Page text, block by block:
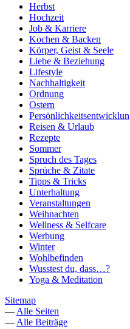
Herbst
Hochzeit
Job & Karriere
Kochen & Backen
Körper, Geist & Seele
Liebe & Beziehung
Lifestyle
Nachhaltigkeit
Ordnung
Ostern
Reisen & Urlaub
Rezepte
Sommer
Spruch des Tages
Sprüche & Zitate
Tipps & Tricks
Unterhaltung
Veranstaltungen
Weihnachten
Wellness & Selfcare
Werbung
Winter
Wohlbefinden
Wusstest du, dass…?
Yoga & Meditation
Sitemap
— Alle Seiten
— Alle Beiträge